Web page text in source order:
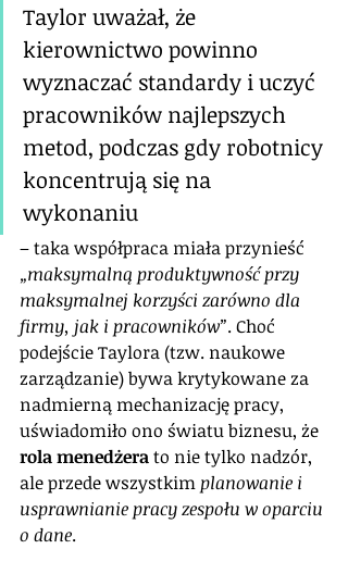
Taylor uważał, że
kierownictwo powinno
wyznaczać standardy i uczyć
pracowników najlepszych
metod, podczas gdy robotnicy
koncentrują się na
wykonaniu
– taka współpraca miała przynieść
„maksymalną produktywność przy
maksymalnej korzyści zarówno dla
firmy, jak i pracowników”. Choć
podejście Taylora (tzw. naukowe
zarządzanie) bywa krytykowane za
nadmierną mechanizację pracy,
uświadomiło ono światu biznesu, że
rola menedżera to nie tylko nadzór,
ale przede wszystkim planowanie i
usprawnianie pracy zespołu w oparciu
o dane.